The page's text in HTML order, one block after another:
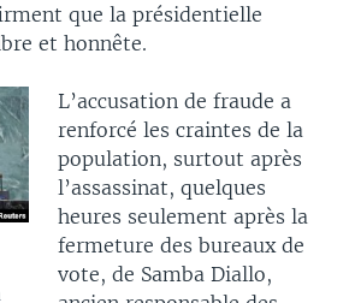
que la présidentielle
et honnête.
L’accusation de fraude a
renforcé les craintes de la
population, surtout après
l’assassinat, quelques
heures seulement après la
fermeture des bureaux de
vote, de Samba Diallo,